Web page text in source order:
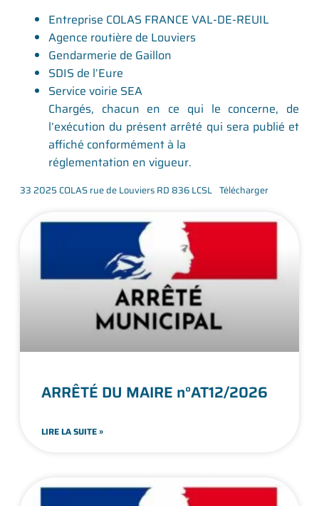
Entreprise COLAS FRANCE VAL-DE-REUIL
Agence routière de Louviers
Gendarmerie de Gaillon
SDIS de l’Eure
Service voirie SEA
Chargés, chacun en ce qui le concerne, de
l’exécution du présent arrêté qui sera publié et
affiché conformément à la
réglementation en vigueur.
33 2025 COLAS rue de Louviers RD 836 LCSL Télécharger
ARRÊTÉ DU MAIRE n°AT12/2026
LIRE LA SUITE »